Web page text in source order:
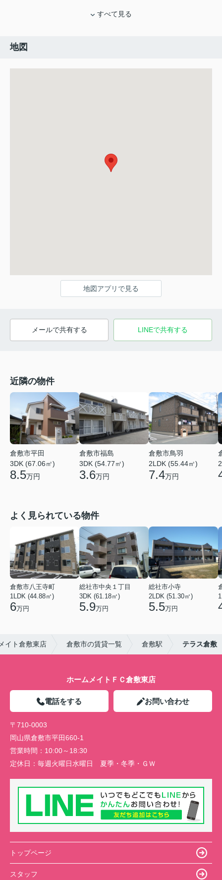
すべて見る
地図
地図アプリで見る
メールで共有する LINEで共有する
近隣の物件
倉敷市平田
3DK (67.06㎡)
8.5万円
倉敷市福島
3DK (54.77㎡)
3.6万円
倉敷市鳥羽
2LDK (55.44㎡)
7.4万円
よく見られている物件
倉敷市八王寺町
1LDK (44.88㎡)
6万円
総社市中央１丁目
3DK (61.18㎡)
5.9万円
総社市小寺
2LDK (51.30㎡)
5.5万円
イト倉敷東店 倉敷市の賃貸一覧 倉敷駅 テラス倉敷
ホームメイトＦＣ倉敷東店
電話をする お問い合わせ
〒710-0003
岡山県倉敷市平田660-1
営業時間： 10:00～18:30
定休日： 毎週火曜日水曜日 夏季・冬季・ＧＷ
トップページ
スタッフ